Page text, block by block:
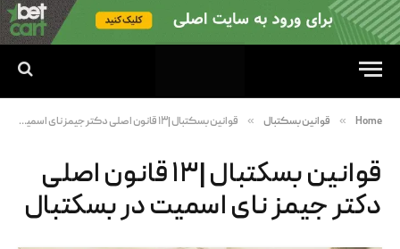
Home
» قوانین بسکتبال » قوانین بسکتبال |۱۳ قانون اصلی دکتر جیمز نای اسمیت در بسکتبال
قوانین بسکتبال |۱۳ قانون اصلی
دکتر جیمز نای اسمیت در بسکتبال